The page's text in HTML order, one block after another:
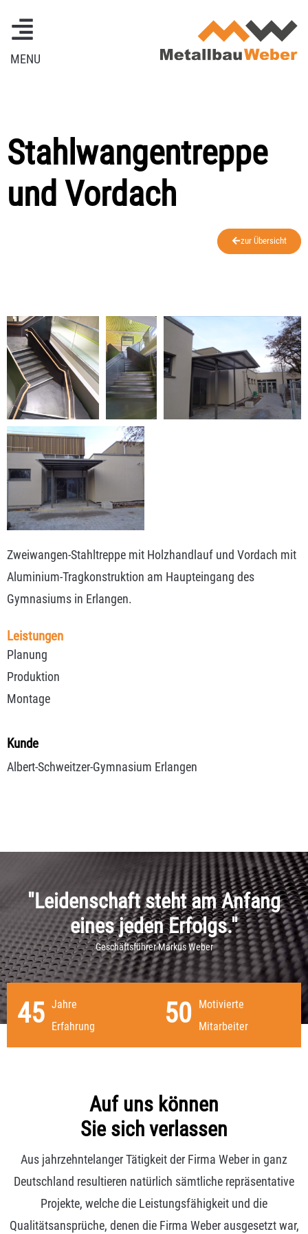
MENU
Stahlwangentreppe
und Vordach
zur Übersicht
Zweiwangen-Stahltreppe mit Holzhandlauf und Vordach mit
Aluminium-Tragkonstruktion am Haupteingang des
Gymnasiums in Erlangen.
Leistungen
Planung
Produktion
Montage
Kunde
Albert-Schweitzer-Gymnasium Erlangen
"Leidenschaft steht am Anfang
eines jeden Erfolgs."
Geschäftsführer Markus Weber
45 Jahre
Erfahrung
50 Motivierte
Mitarbeiter
Auf uns können
Sie sich verlassen
Aus jahrzehntelanger Tätigkeit der Firma Weber in ganz
Deutschland resultieren natürlich sämtliche repräsentative
Projekte, welche die Leistungsfähigkeit und die
Qualitätsansprüche, denen die Firma Weber ausgesetzt war,